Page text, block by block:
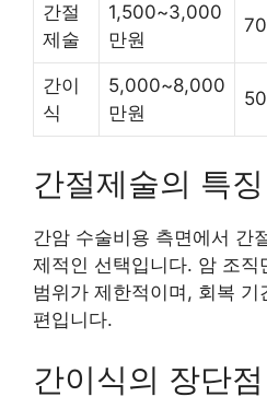
간절
제술
1,500~3,000
만원
간이
식
5,000~8,000
만원
간절제술의 특징
간암 수술비용 측면에서 간
제적인 선택입니다. 암 조직
범위가 제한적이며, 회복 기
편입니다.
간이식의 장단점